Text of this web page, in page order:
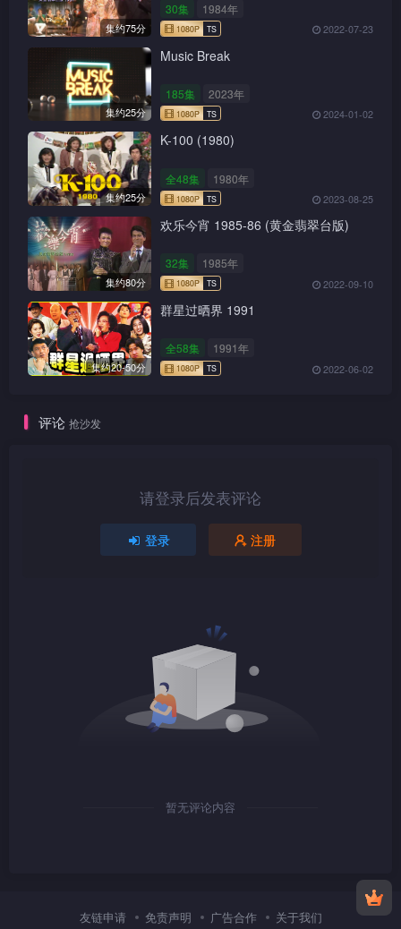
集约75分
30集 1984年
1080P
2022-07-23
集约25分
Music Break
185集 2023年
1080P
2024-01-02
集约25分
K-100 (1980)
全48集 1980年
1080P TS
2023-08-25
集约80分
欢乐今宵 1985-86 (黄金翡翠台版)
32集 1985年
2022-09-10
集约20-50分
群星过晒界 1991
全58集 1991年
2022-06-02
评论 抢沙发
请登录后发表评论
登录 注册
暂无评论内容
友链申请 免责声明 广告合作 关于我们